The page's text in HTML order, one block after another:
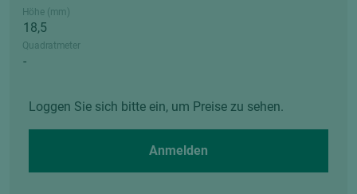
Höhe (mm)
Quadratmeter
Loggen Sie sich bitte ein, um Preise zu sehen.
Anmelden